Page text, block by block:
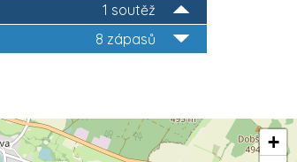
1 soutěž
8 zápasů
+